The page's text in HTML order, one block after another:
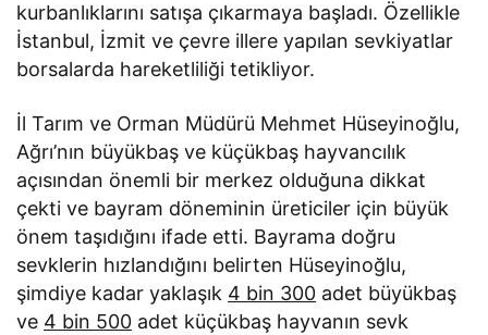
kurbanlıklarını satışa çıkarmaya başladı. Özellikle
İstanbul, İzmit ve çevre illere yapılan sevkiyatlar
borsalarda hareketliliği tetikliyor.
İl Tarım ve Orman Müdürü Mehmet Hüseyinoğlu,
Ağrı’nın büyükbaş ve küçükbaş hayvancılık
açısından önemli bir merkez olduğuna dikkat
çekti ve bayram döneminin üreticiler için büyük
önem taşıdığını ifade etti. Bayrama doğru
sevklerin hızlandığını belirten Hüseyinoğlu,
şimdiye kadar yaklaşık 4 bin 300 adet büyükbaş
ve 4 bin 500 adet küçükbaş hayvanın sevk